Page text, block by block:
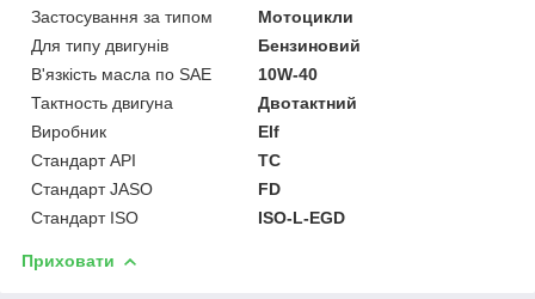
Застосування за типом
Мотоцикли
Для типу двигунів
Бензиновий
В'язкість масла по SAE
10W-40
Тактность двигуна
Двотактний
Виробник
Elf
Стандарт API
TC
Стандарт JASO
FD
Стандарт ISO
ISO-L-EGD
Приховати